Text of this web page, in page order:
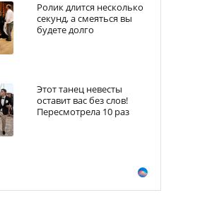
Ролик длится несколько
секунд, а смеяться вы
будете долго
Этот танец невесты
оставит вас без слов!
Пересмотрела 10 раз